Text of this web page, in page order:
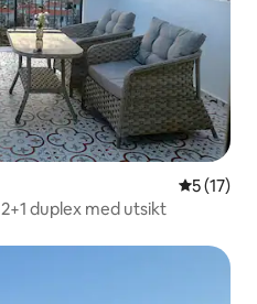
5 av 5 i
5 (17)
Casa Verano | Hav och berg 2+1 duplex med utsikt